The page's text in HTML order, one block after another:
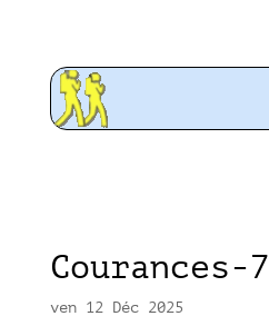
Courances-7
ven 12 Déc 2025